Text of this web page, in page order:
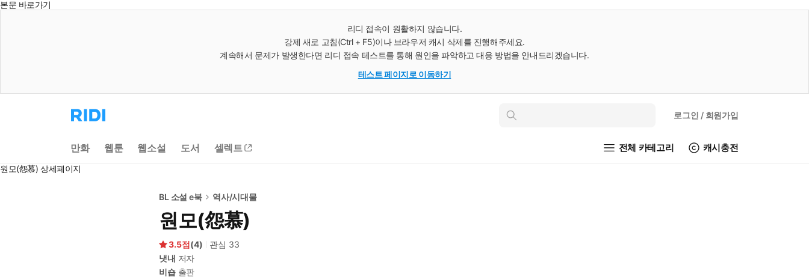
본문 바로가기
리디 접속이 원활하지 않습니다.
강제 새로 고침(Ctrl + F5)이나 브라우저 캐시 삭제를 진행해주세요.
계속해서 문제가 발생한다면 리디 접속 테스트를 통해 원인을 파악하고 대응 방법을 안내드리겠습니다.
테스트 페이지로 이동하기
리
디
으
로
동
인
로그인 / 회원가입
만화 웹툰 웹소설 도서 셀렉트 전체 카테고리 캐시충전
원모(怨慕) 상세페이지
BL 소설 e북 역사/시대물
원모(怨慕)
3.5 (4) 관심 33
냇내 저자
비숍출판